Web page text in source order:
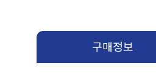
구매정보